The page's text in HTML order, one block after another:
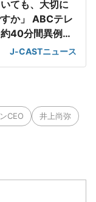
ても、大切に
か」 ABCテレ
40分間異例の
J-CASTニュース
CEO 井上尚弥